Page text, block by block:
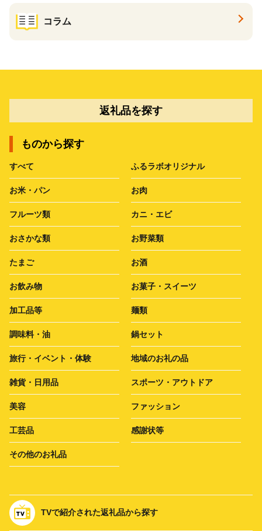
コラム
返礼品を探す
ものから探す
すべて ふるラボオリジナル
お米・パン お肉
フルーツ類 カニ・エビ
おさかな類 お野菜類
たまご お酒
お飲み物 お菓子・スイーツ
加工品等 麺類
調味料・油 鍋セット
旅行・イベント・体験 地域のお礼の品
雑貨・日用品 スポーツ・アウトドア
美容 ファッション
工芸品 感謝状等
その他のお礼品
TVで紹介された返礼品から探す